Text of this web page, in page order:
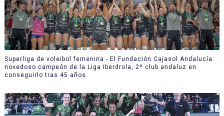
Superliga de voleibol femenina - El Fundación Cajasol Andalucía
novedoso campeón de la Liga Iberdrola, 2º club andaluz en
conseguirlo tras 45 años